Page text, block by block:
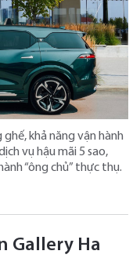
khả năng vận hành
vụ hậu mãi 5 sao,
“ông chủ” thực thụ.
Gallery Ha